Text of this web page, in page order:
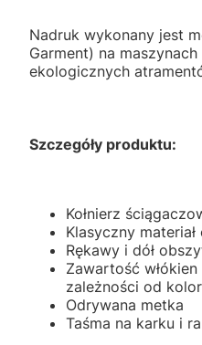
Nadruk wykonany jest
Garment) na
ekologicznych
Szczegóły produktu:
Kołnierz
Klasyczny
Rękawy i dół
Zawartość
zależności od
Odrywana metka
Taśma na karku i